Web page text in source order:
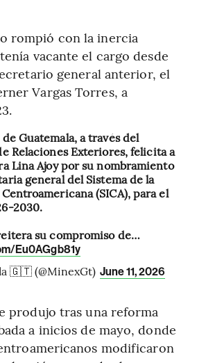
rompió con la inercia
vacante el cargo desde
general anterior, el
Vargas Torres, a
Guatemala, a través del
Relaciones Exteriores, felicita a
Lina Ajoy por su nombramiento
general del Sistema de la
(SICA), para el
2030.
su compromiso de…
Eu0AGgb81y
🇬🇹 (@MinexGt) June 11, 2026
produjo tras una reforma
a inicios de mayo, donde
modificaron